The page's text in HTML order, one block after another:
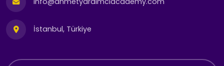
İstanbul, Türkiye